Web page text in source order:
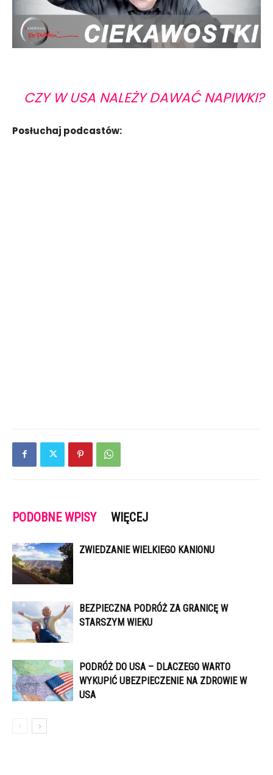
CZY W USA NALEŻY DAWAĆ NAPIWKI?
Posłuchaj podcastów:
PODOBNE WPISY WIĘCEJ
ZWIEDZANIE WIELKIEGO KANIONU
BEZPIECZNA PODRÓŻ ZA GRANICĘ W
STARSZYM WIEKU
PODRÓŻ DO USA – DLACZEGO WARTO
WYKUPIĆ UBEZPIECZENIE NA ZDROWIE W
USA